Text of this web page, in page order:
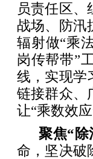
员责任区
战场、防汛
辐射做“乘
岗传帮带”
线，实现学
链接群众、
让“乘数效
聚焦“除
命，坚决破